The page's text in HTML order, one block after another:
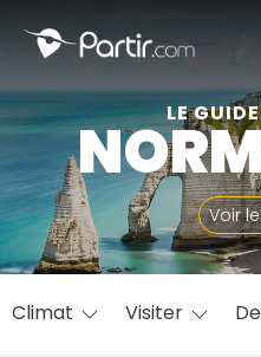
LE
Voir
Climat Visiter
📍 Destinations populaires
☀️ Où partir par mois